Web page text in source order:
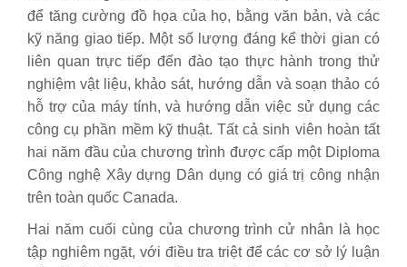
để tăng cường đồ họa của họ, bằng văn bản, và các
kỹ năng giao tiếp. Một số lượng đáng kể thời gian có
liên quan trực tiếp đến đào tạo thực hành trong thử
nghiệm vật liệu, khảo sát, hướng dẫn và soạn thảo có
hỗ trợ của máy tính, và hướng dẫn việc sử dụng các
công cụ phần mềm kỹ thuật. Tất cả sinh viên hoàn tất
hai năm đầu của chương trình được cấp một Diploma
Công nghệ Xây dựng Dân dụng có giá trị công nhận
trên toàn quốc Canada.
Hai năm cuối cùng của chương trình cử nhân là học
tập nghiêm ngặt, với điều tra triệt để các cơ sở lý luận